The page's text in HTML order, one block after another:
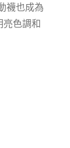
襪也成為
亮色調和